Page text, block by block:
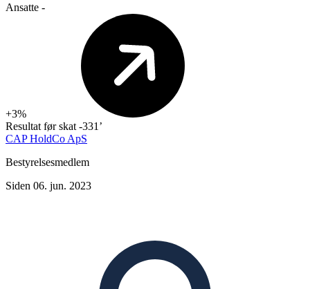
Ansatte -
+3%
Resultat før skat -331’
CAP HoldCo ApS
Bestyrelsesmedlem
Siden 06. jun. 2023